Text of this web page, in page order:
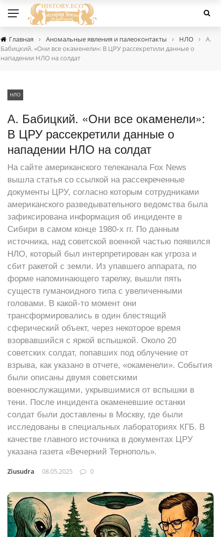
Главная › Аномальные явления и палеоконтакты › НЛО ›
А.
Бабицкий. «Они все окаменели»: В ЦРУ рассекретили данные о
нападении НЛО на солдат
НЛО
А. Бабицкий. «Они все окаменели»:
В ЦРУ рассекретили данные о
нападении НЛО на солдат
На сайте американского телеканала Fox News
вышла статья со ссылкой на рассекреченные
документы ЦРУ, согласно которым сотрудниками
американского разведывательного ведомства была
зафиксирована информация об инциденте в
Сибири в самом конце 1980-х гг. По данным
источника, над советской военной частью появился
НЛО, который был интерпретирован как угроза и
сбит ракетой с земли. Из упавшего аппарата, по
форме напоминающего тарелку, вышли пять
существ гуманоидного типа с увеличенными
головами. В какой-то момент они
трансформировались в один блестящий
сферический объект, через некоторое время
взорвавшийся с яркой вспышкой. Около 20
советских солдат, попавших под облучение от
взрыва, как указано в отчете, «окаменели». События
были описаны двумя советскими
военнослужащими, укрывшимися от вспышки в
тени. После инцидента окаменевшие останки
солдат были доставлены в Москву, где были
исследованы в специальных лабораториях КГБ. В
качестве главного источника в документах ЦРУ
указана газета «Вечерний Тернополь».
Ziusudra 08.05.2025 0